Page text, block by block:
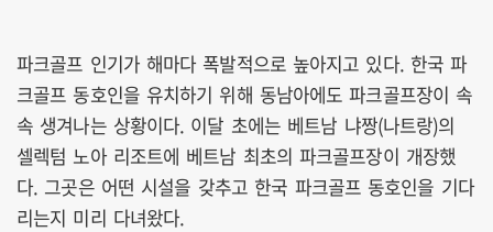
파크골프 인기가 해마다 폭발적으로 높아지고 있다. 한국 파
크골프 동호인을 유치하기 위해 동남아에도 파크골프장이 속
속 생겨나는 상황이다. 이달 초에는 베트남 냐짱(나트랑)의
셀렉텀 노아 리조트에 베트남 최초의 파크골프장이 개장했
다. 그곳은 어떤 시설을 갖추고 한국 파크골프 동호인을 기다
리는지 미리 다녀왔다.